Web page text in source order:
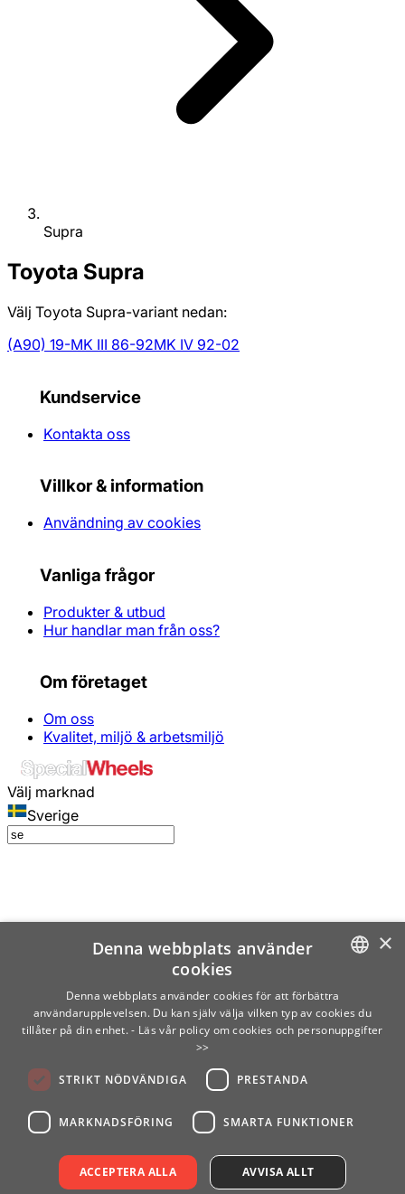
Supra
Toyota Supra
Välj Toyota Supra-variant nedan:
(A90) 19-MK III 86-92MK IV 92-02
Kundservice
Kontakta oss
Villkor & information
Användning av cookies
Vanliga frågor
Produkter & utbud
Hur handlar man från oss?
Om företaget
Om oss
Kvalitet, miljö & arbetsmiljö
Välj marknad
Sverige
SWEDISH
×
Denna webbplats använder
cookies
Denna webbplats använder cookies för att förbättra
användarupplevelsen. Du kan själv välja vilken typ av cookies du
tillåter på din enhet. - Läs vår policy om cookies och personuppgifter
>>
STRIKT NÖDVÄNDIGA PRESTANDA
MARKNADSFÖRING SMARTA FUNKTIONER
ACCEPTERA ALLA AVVISA ALLT